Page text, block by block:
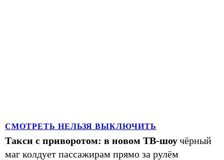
СМОТРЕТЬ НЕЛЬЗЯ ВЫКЛЮЧИТЬ
Такси с приворотом: в новом ТВ-шоучёрный
маг колдует пассажирам прямо за рулём